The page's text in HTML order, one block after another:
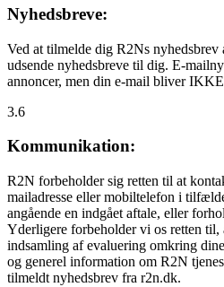
Nyhedsbreve:
Ved at tilmelde dig R2Ns nyhedsbrev
udsende nyhedsbreve til dig. E-
annoncer, men din e-mail bliver
3.6
Kommunikation:
R2N forbeholder sig retten til at
mailadresse eller mobiltelefon i
angående en indgået aftale, eller
Yderligere forbeholder vi os retten
indsamling af evaluering omkring
og generel information om R2N
tilmeldt nyhedsbrev fra r2n.dk.